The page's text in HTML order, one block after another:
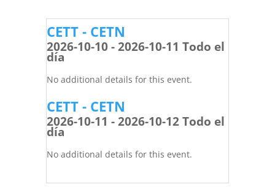
CETT - CETN
2026-10-10 - 2026-10-11 Todo el
día
No additional details for this event.
CETT - CETN
2026-10-11 - 2026-10-12 Todo el
día
No additional details for this event.